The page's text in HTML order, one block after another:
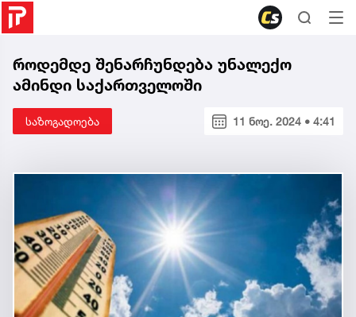
როდემდე შენარჩუნდება უნალექო
ამინდი საქართველოში
საზოგადოება 11 ნოე. 2024 • 4:41